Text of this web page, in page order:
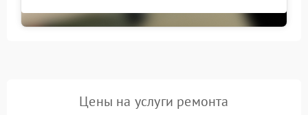
Цены на услуги ремонта